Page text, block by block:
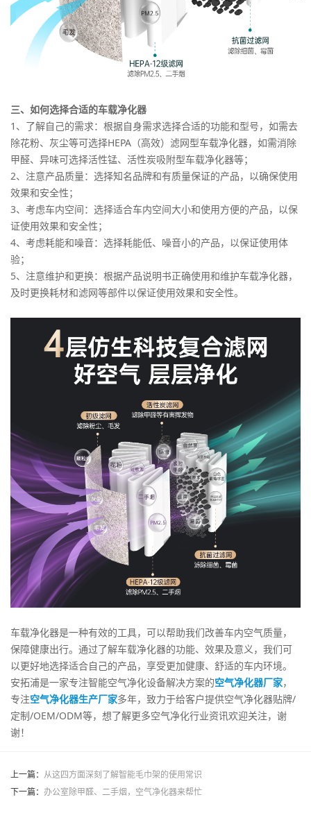
三、如何选择合适的车载净化器
1、了解自己的需求：根据自身需求选择合适的功能和型号，如需去
除花粉、灰尘等可选择HEPA（高效）滤网型车载净化器，如需消除
甲醛、异味可选择活性锰、活性炭吸附型车载净化器等；
2、注意产品质量：选择知名品牌和有质量保证的产品，以确保使用
效果和安全性；
3、考虑车内空间：选择适合车内空间大小和使用方便的产品，以保
证使用效果和安全性；
4、考虑耗能和噪音：选择耗能低、噪音小的产品，以保证使用体
验；
5、注意维护和更换：根据产品说明书正确使用和维护车载净化器，
及时更换耗材和滤网等部件以保证使用效果和安全性。
车载净化器是一种有效的工具，可以帮助我们改善车内空气质量，
保障健康出行。通过了解车载净化器的功能、效果及意义，我们可
以更好地选择适合自己的产品，享受更加健康、舒适的车内环境。
安拓浦是一家专注智能空气净化设备解决方案的空气净化器厂家，
专注空气净化器生产厂家多年，致力于给客户提供空气净化器贴牌/
定制/OEM/ODM等，想了解更多空气净化行业资讯欢迎关注，谢
谢！
上一篇： 从这四方面深刻了解智能毛巾架的使用常识
下一篇： 办公室除甲醛、二手烟，空气净化器来帮忙